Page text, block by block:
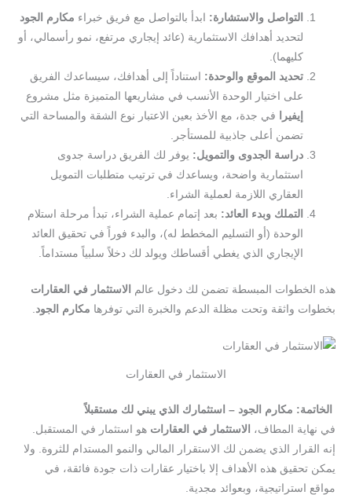
التواصل والاستشارة: ابدأ بالتواصل مع فريق خبراء مكارم الجود
لتحديد أهدافك الاستثمارية (عائد إيجاري مرتفع، نمو رأسمالي، أو
كليهما).
تحديد الموقع والوحدة: استناداً إلى أهدافك، سيساعدك الفريق
على اختيار الوحدة الأنسب في مشاريعها المتميزة مثل مشروع
إيفيرا
في جدة، مع الأخذ بعين الاعتبار نوع الشقة والمساحة التي
تضمن أعلى جاذبية للمستأجر.
دراسة الجدوى والتمويل: يوفر لك الفريق دراسة جدوى
استثمارية واضحة، ويساعدك في ترتيب متطلبات التمويل
العقاري اللازمة لعملية الشراء.
التملك وبدء العائد: بعد إتمام عملية الشراء، تبدأ مرحلة استلام
الوحدة (أو التسليم المخطط له)، والبدء فوراً في تحقيق العائد
الإيجاري الذي يغطي أقساطك ويولد لك دخلاً سلبياً مستداماً.
هذه الخطوات المبسطة تضمن لك دخول عالم
الاستثمار في العقارات
بخطوات واثقة وتحت مظلة الدعم والخبرة التي توفرها مكارم الجود
الاستثمار في العقارات
الخاتمة: مكارم الجود – استثمارك الذي يبني لك مستقبلاً
في نهاية المطاف،
الاستثمار في العقارات هو استثمار في المستقبل.
إنه القرار الذي يضمن لك الاستقرار المالي والنمو المستدام للثروة. ولا
يمكن تحقيق هذه الأهداف إلا باختيار عقارات ذات جودة فائقة، في
مواقع استراتيجية، وبعوائد مجدية.